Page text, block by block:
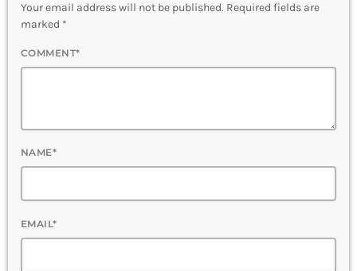
Your email address will not be published. Required fields are
marked *
COMMENT*
NAME*
EMAIL*